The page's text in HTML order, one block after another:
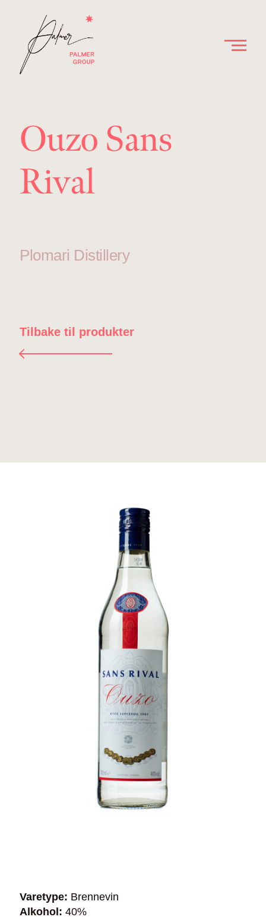
Ouzo Sans
Rival
Plomari Distillery
Tilbake til produkter
Varetype: Brennevin
Alkohol: 40%